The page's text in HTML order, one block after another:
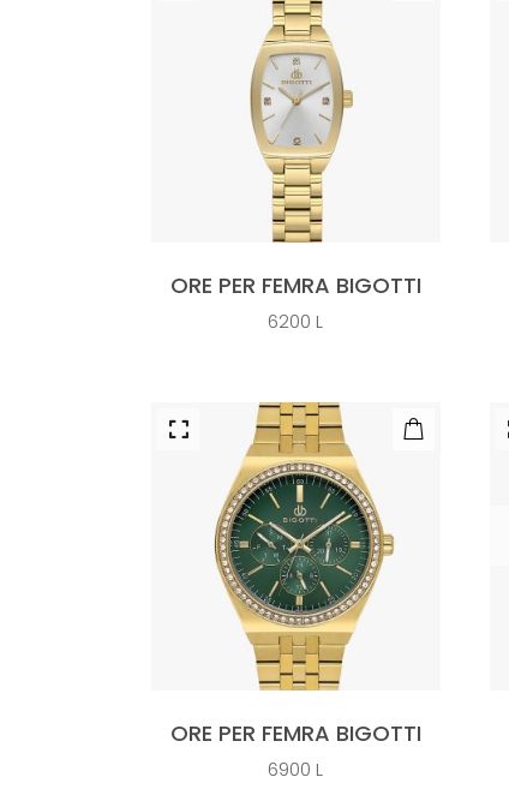
ORE PER FEMRA BIGOTTI
6200 L
ORE PER FEMRA BIGOTTI
6900 L